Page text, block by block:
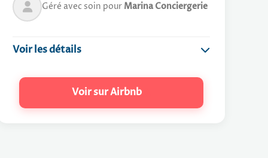
Géré avec soin pour Marina Conciergerie
Voir les détails
Logement
Arrivée : undefined / Départ :
undefined
Voir sur Airbnb